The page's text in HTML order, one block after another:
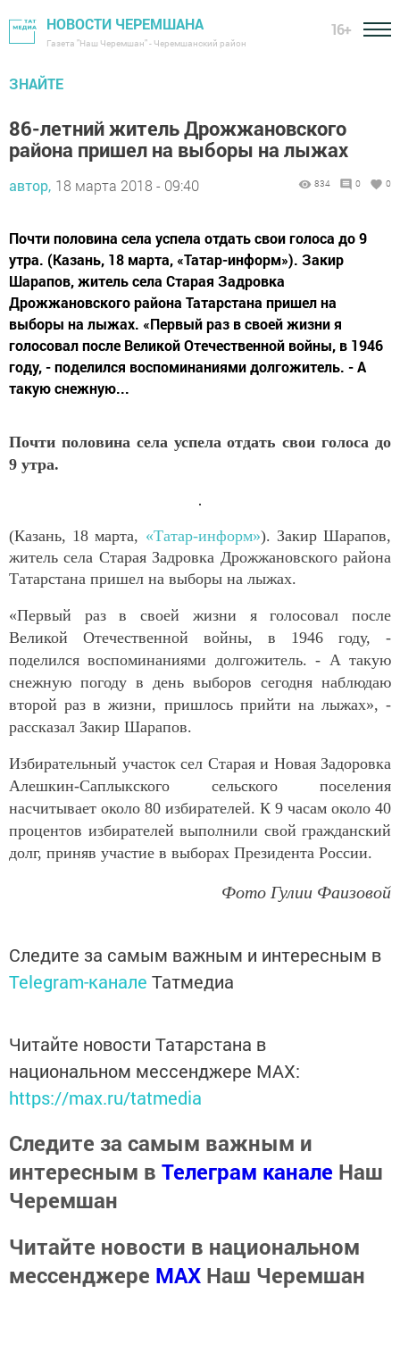
НОВОСТИ ЧЕРЕМШАНА
Газета "Наш Черемшан" - Черемшанский район
16+
ЗНАЙТЕ
86-летний житель Дрожжановского
района пришел на выборы на лыжах
автор, 18 марта 2018 - 09:40 834 0 0
Почти половина села успела отдать свои голоса до 9
утра. (Казань, 18 марта, «Татар-информ»). Закир
Шарапов, житель села Старая Задровка
Дрожжановского района Татарстана пришел на
выборы на лыжах. «Первый раз в своей жизни я
голосовал после Великой Отечественной войны, в 1946
году, - поделился воспоминаниями долгожитель. - А
такую снежную...
Почти половина села успела отдать свои голоса до
9 утра.
(Казань, 18 марта, «Татар-информ»). Закир Шарапов,
житель села Старая Задровка Дрожжановского района
Татарстана пришел на выборы на лыжах.
«Первый раз в своей жизни я голосовал после
Великой Отечественной войны, в 1946 году, -
поделился воспоминаниями долгожитель. - А такую
снежную погоду в день выборов сегодня наблюдаю
второй раз в жизни, пришлось прийти на лыжах», -
рассказал Закир Шарапов.
Избирательный участок сел Старая и Новая Задоровка
Алешкин-Саплыкского сельского поселения
насчитывает около 80 избирателей. К 9 часам около 40
процентов избирателей выполнили свой гражданский
долг, приняв участие в выборах Президента России.
Фото Гулии Фаизовой
Следите за самым важным и интересным в
Telegram-канале Татмедиа
Читайте новости Татарстана в
национальном мессенджере MАХ:
https://max.ru/tatmedia
Следите за самым важным и
интересным в Телеграм канале Наш
Черемшан
Читайте новости в национальном
мессенджере MАХ Наш Черемшан